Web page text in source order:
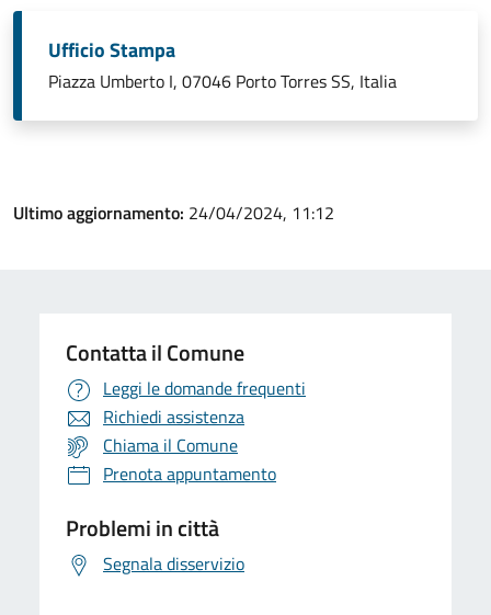
Ufficio Stampa
Piazza Umberto I, 07046 Porto Torres SS, Italia
Ultimo aggiornamento: 24/04/2024, 11:12
Contatta il Comune
Leggi le domande frequenti
Richiedi assistenza
Chiama il Comune
Prenota appuntamento
Problemi in città
Segnala disservizio